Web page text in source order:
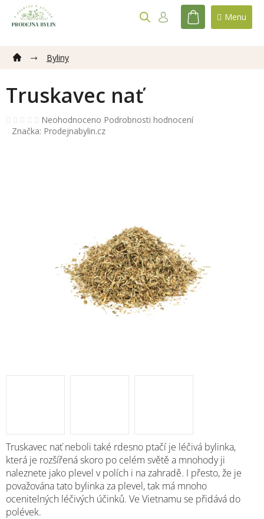
obsah
NÁKUPNÍ
Byliny
Truskavec nať
Průměrné
hodnocení
Neohodnoceno Podrobnosti hodnocení
Značka: Prodejnabylin.cz
Truskavec nať neboli také rdesno ptačí je léčivá bylinka,
která je rozšířená skoro po celém světě a mnohody ji
naleznete jako plevel v polích i na zahradě. I přesto, že je
považována tato bylinka za plevel, tak má mnoho
ocenitelných léčivých účinků. Ve Vietnamu se přidává do
polévek.